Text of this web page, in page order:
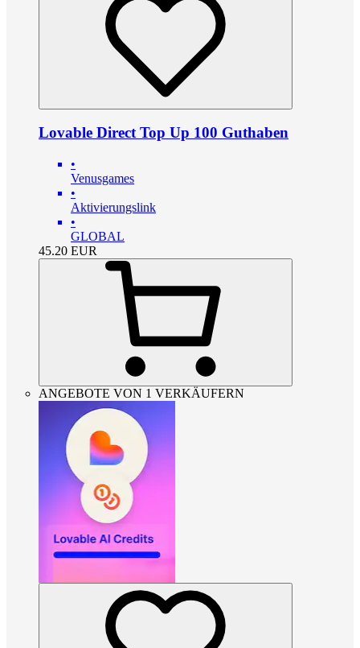
Lovable Direct Top Up 100 Guthaben
•
Venusgames
•
Aktivierungslink
•
GLOBAL
45.20 EUR
ANGEBOTE VON 1 VERKÄUFERN